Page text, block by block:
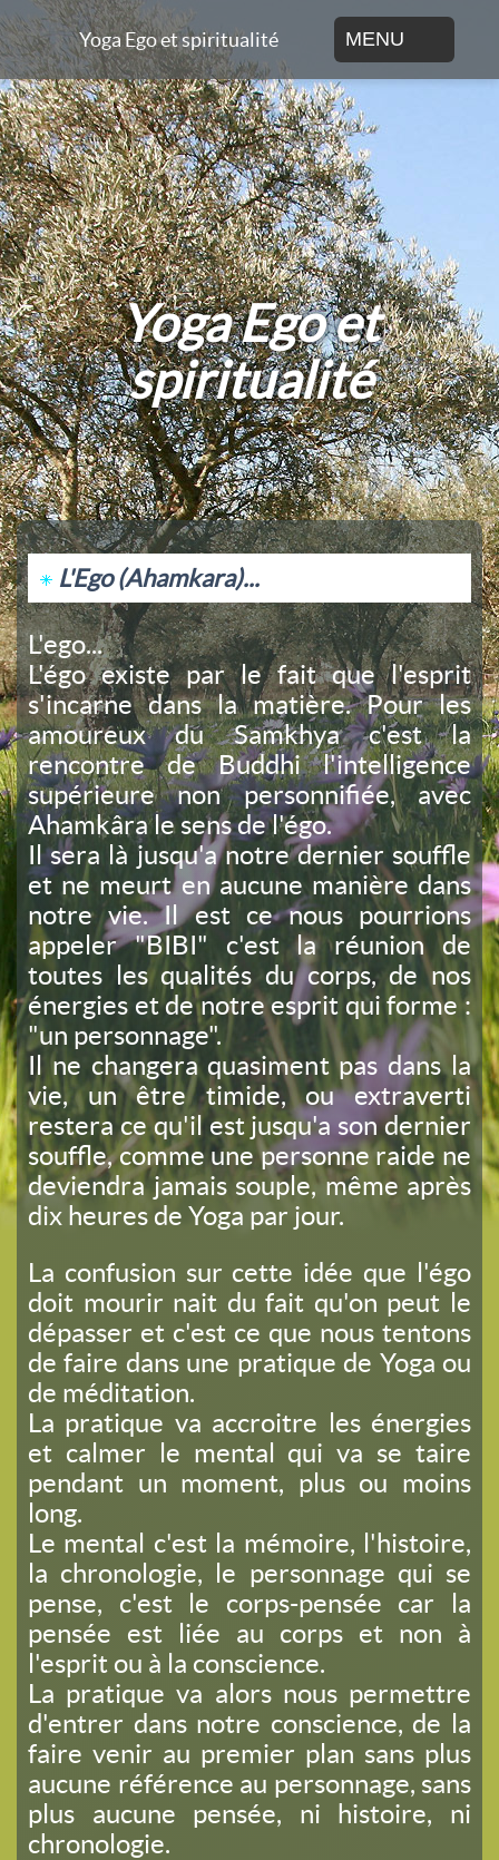
Yoga Ego et
spiritualité
L'Ego (Ahamkara)...
L'ego...
L'égo existe par le fait que l'esprit
s'incarne dans la matière. Pour les
amoureux du Samkhya c'est la
rencontre deBuddhil'intelligence
supérieure non personnifiée, avec
Ahamkâra le sens de l'égo.
Il sera là jusqu'a notre dernier souffle
et ne meurt en aucune manière dans
notre vie. Il est ce nous pourrions
appeler "BIBI" c'est la réunion de
toutes les qualités du corps, de nos
énergies et de notre esprit qui forme :
"un personnage".
Il ne changera quasiment pas dans la
vie, un être timide, ou extraverti
restera ce qu'il est jusqu'a son dernier
souffle, comme une personne raide ne
deviendra jamais souple, même après
dix heures de Yoga par jour.
La confusion sur cette idée que l'égo
doit mourir nait du fait qu'on peut le
dépasser et c'est ce que nous tentons
de faire dans une pratique de Yoga ou
de méditation.
La pratique va accroitre les énergies
et calmer le mental qui va se taire
pendant un moment, plus ou moins
long.
Le mental c'est la mémoire, l'histoire,
la chronologie, le personnage qui se
pense, c'est le corps-pensée car la
pensée est liée au corps et non à
l'esprit ou à la conscience.
La pratique va alors nous permettre
d'entrer dans notre conscience, de la
faire venir au premier plan sans plus
aucune référence au personnage, sans
plus aucune pensée, ni histoire, ni
chronologie.
Yoga Ego et spiritualité MENU